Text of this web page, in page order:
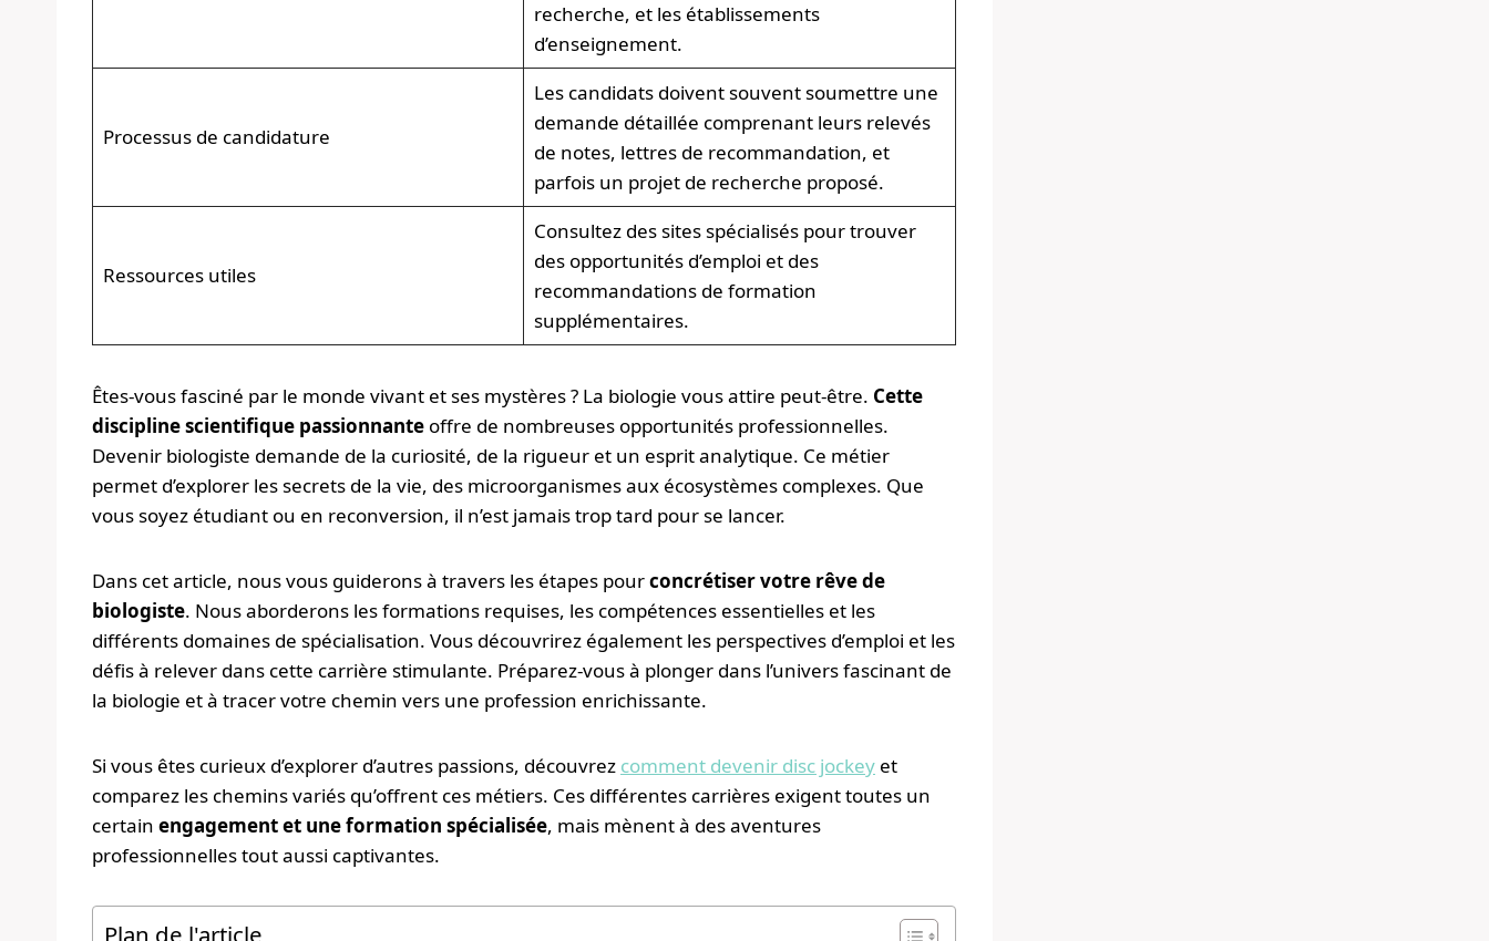
recherche, et les établissements
d’enseignement.
Processus de candidature
Les candidats doivent souvent soumettre une
demande détaillée comprenant leurs relevés
de notes, lettres de recommandation, et
parfois un projet de recherche proposé.
Ressources utiles
Consultez des sites spécialisés pour trouver
des opportunités d’emploi et des
recommandations de formation
supplémentaires.
Êtes-vous fasciné par le monde vivant et ses mystères ? La biologie vous attire peut-être. Cette
discipline scientifique passionnante offre de nombreuses opportunités professionnelles.
Devenir biologiste demande de la curiosité, de la rigueur et un esprit analytique. Ce métier
permet d’explorer les secrets de la vie, des microorganismes aux écosystèmes complexes. Que
vous soyez étudiant ou en reconversion, il n’est jamais trop tard pour se lancer.
Dans cet article, nous vous guiderons à travers les étapes pourconcrétiser votre rêve de
biologiste. Nous aborderons les formations requises, les compétences essentielles et les
différents domaines de spécialisation. Vous découvrirez également les perspectives d’emploi et les
défis à relever dans cette carrière stimulante. Préparez-vous à plonger dans l’univers fascinant de
la biologie et à tracer votre chemin vers une profession enrichissante.
Si vous êtes curieux d’explorer d’autres passions, découvrez comment devenir disc jockey et
comparez les chemins variés qu’offrent ces métiers. Ces différentes carrières exigent toutes un
certain engagement et une formation spécialisée, mais mènent à des aventures
professionnelles tout aussi captivantes.
Plan de l'article